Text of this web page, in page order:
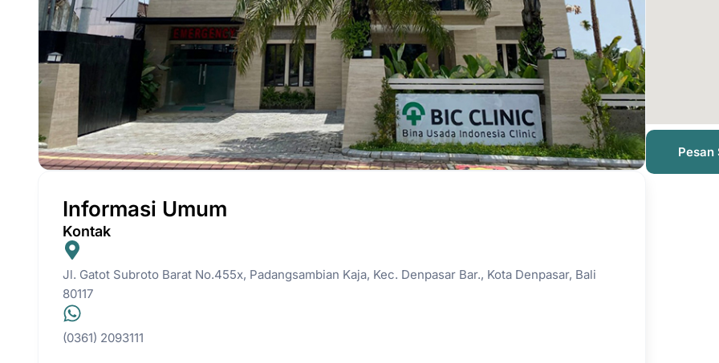
Informasi Umum
Kontak
Jl. Gatot Subroto Barat No.455x, Padangsambian Kaja, Kec. Denpasar Bar., Kota Denpasar, Bali
80117
(0361) 2093111
Pesan